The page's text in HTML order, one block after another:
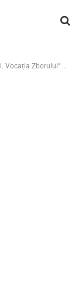
eveniment dedicat iei românești și tradițiilor autentice, la Muzeul Gravor Gabriel Popescu